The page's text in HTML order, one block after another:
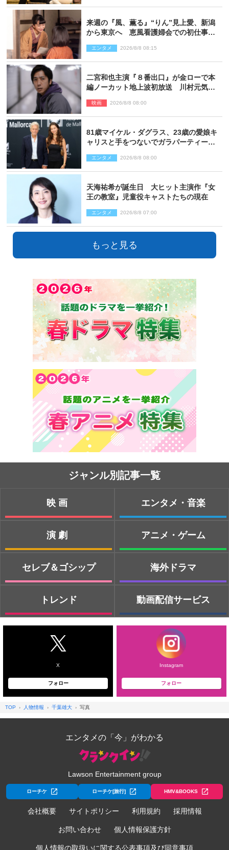
来週の『風、薫る』“りん”見上愛、新潟
から東京へ 恵風看護婦会での初仕事に
エンタメ 2026/8/8 08:15
二宮和也主演『８番出口』が金ローで本
編ノーカット地上波初放送 川村元気監
映画 2026/8/8 08:00
81歳マイケル・ダグラス、23歳の愛娘キ
ャリスと手をつないでガラパーティーに
エンタメ 2026/8/8 08:00
天海祐希が誕生日 大ヒット主演作『女
王の教室』児童役キャストたちの現在
エンタメ 2026/8/8 07:00
もっと見る
ジャンル別記事一覧
映画
演劇
セレブ＆ゴシップ
トレンド
エンタメ・音楽
アニメ・ゲーム
海外ドラマ
動画配信サービス
X
フォロー
Instagram
フォロー
TOP 人物情報 千葉雄大 写真
エンタメの「今」がわかる
Lawson Entertainment group
ローチケ ローチケ[旅行] HMV&BOOKS
会社概要 サイトポリシー 利用規約 採用情報
お問い合わせ 個人情報保護方針
個人情報の取扱いに関する公表事項及び同意事項